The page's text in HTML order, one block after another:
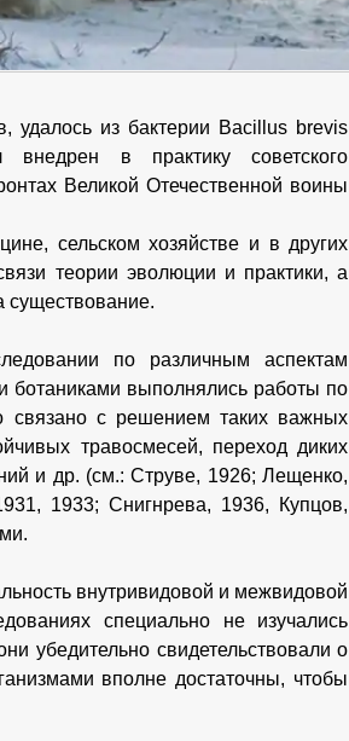
удалось из бактерии Bacillus brevis
в практику советского
Великой Отечественной воины
сельском хозяйстве и в других
теории эволюции и практики, а
существование.
по различным аспектам
ботаниками выполнялись работы по
связано с решением таких важных
травосмесей, переход диких
и др. (см.: Струве, 1926; Лещенко,
1933; Снигнрева, 1936, Купцов,
внутривидовой и межвидовой
специально не изучались
убедительно свидетельствовали о
вполне достаточны, чтобы